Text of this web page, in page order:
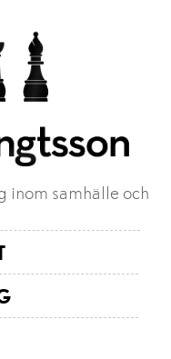
inom samhälle och